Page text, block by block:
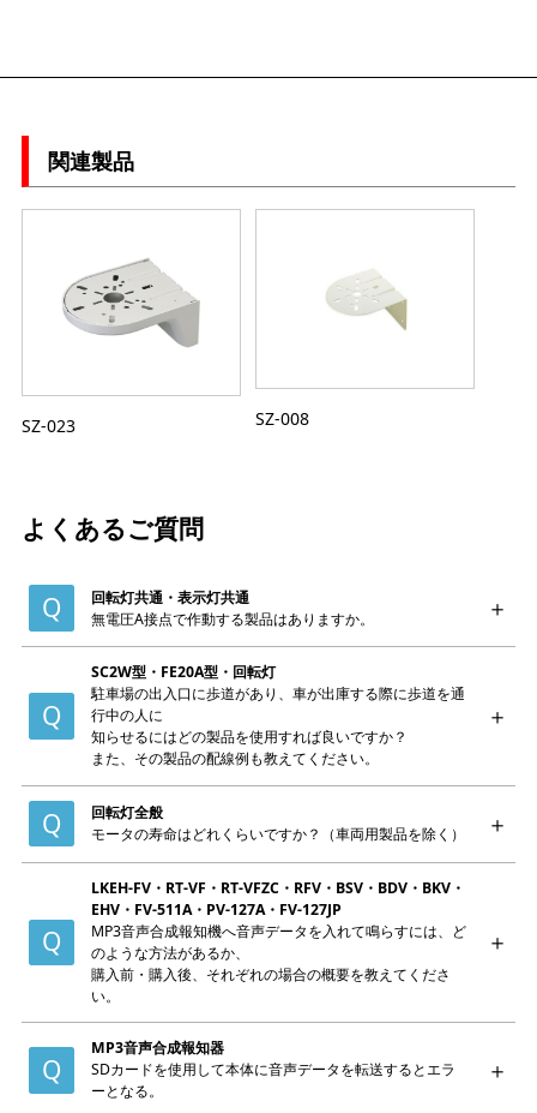
関連製品
SZ-023 SZ-008
よくあるご質問
回転灯共通・表示灯共通
無電圧A接点で作動する製品はありますか。
SC2W型・FE20A型・回転灯
駐車場の出入口に歩道があり、車が出庫する際に歩道を通
行中の人に
知らせるにはどの製品を使用すれば良いですか？
また、その製品の配線例も教えてください。
回転灯全般
モータの寿命はどれくらいですか？（車両用製品を除く）
LKEH-FV・RT-VF・RT-VFZC・RFV・BSV・BDV・BKV・
EHV・FV-511A・PV-127A・FV-127JP
MP3音声合成報知機へ音声データを入れて鳴らすには、ど
のような方法があるか、
購入前・購入後、それぞれの場合の概要を教えてくださ
い。
MP3音声合成報知器
SDカードを使用して本体に音声データを転送するとエラ
ーとなる。